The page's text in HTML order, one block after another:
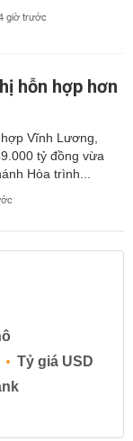
giờ trước
hỗn hợp hơn
Vĩnh Lương,
tỷ đồng vừa
Hòa trình...
Tỷ giá USD